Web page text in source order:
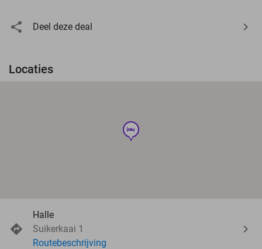
Deel deze deal
Locaties
hotel
Halle
Suikerkaai 1
Routebeschrijving